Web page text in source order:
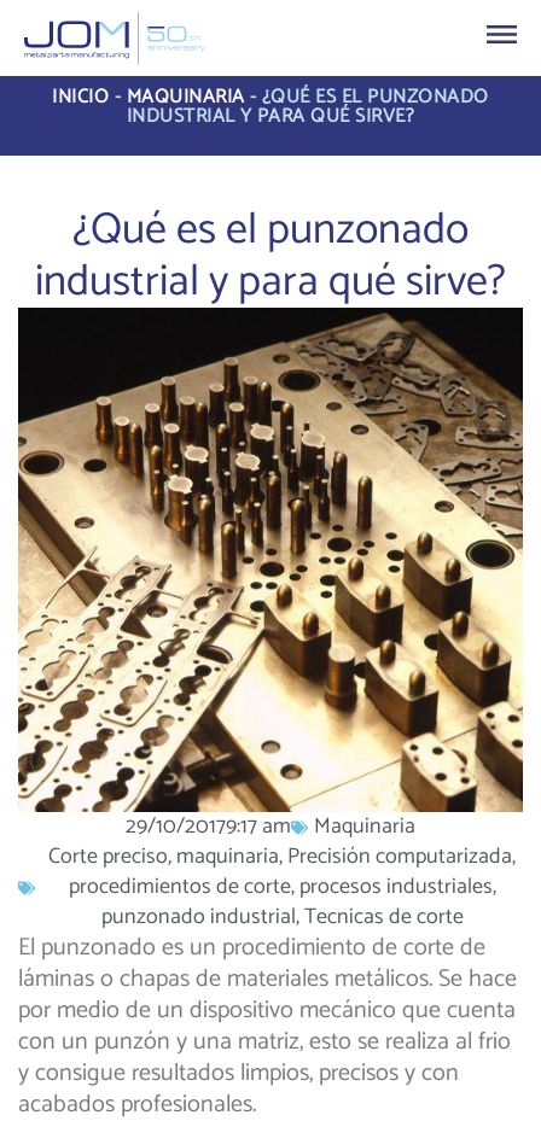
INICIO-MAQUINARIA-¿QUÉ ES EL PUNZONADO
INDUSTRIAL Y PARA QUÉ SIRVE?
¿Qué es el punzonado
industrial y para qué sirve?
29/10/20179:17 am
Maquinaria
Corte preciso,maquinaria,Precisión computarizada,
procedimientos de corte,procesos industriales,
punzonado industrial,Tecnicas de corte
El punzonado es un procedimiento de corte de
láminas o chapas de materiales metálicos. Se hace
por medio de un dispositivo mecánico que cuenta
con un punzón y una matriz, esto se realiza al frio
y consigue resultados limpios, precisos y con
acabados profesionales.